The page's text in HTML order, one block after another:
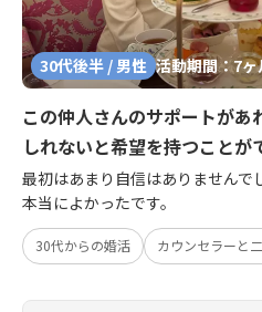
30代後半 / 男性 活動期間：7ヶ
この仲人さんのサポートがあ
しれないと希望を持つことが
最初はあまり自信はありませんで
本当によかったです。
30代からの婚活 カウンセラーと